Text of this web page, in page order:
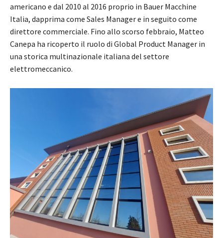
americano e dal 2010 al 2016 proprio in Bauer Macchine
Italia, dapprima come Sales Manager e in seguito come
direttore commerciale. Fino allo scorso febbraio, Matteo
Canepa ha ricoperto il ruolo di Global Product Manager in
una storica multinazionale italiana del settore
elettromeccanico.